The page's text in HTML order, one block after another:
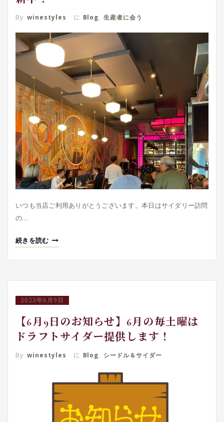
By winestyles に Blog, 生産者に会う
いつも当店ご利用ありがとうございます。本日はサイダリー訪問
の…
続きを読む
2023年6月9日
【6月9日のお知らせ】6月の毎土曜は
ドラフトサイダー提供します！
By winestyles に Blog, シードル＆サイダー